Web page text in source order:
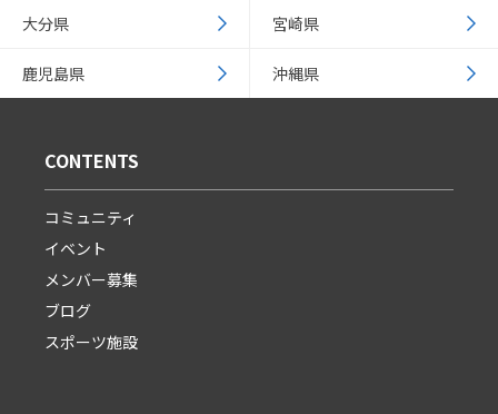
大分県 宮崎県
鹿児島県 沖縄県
CONTENTS
コミュニティ
イベント
メンバー募集
ブログ
スポーツ施設